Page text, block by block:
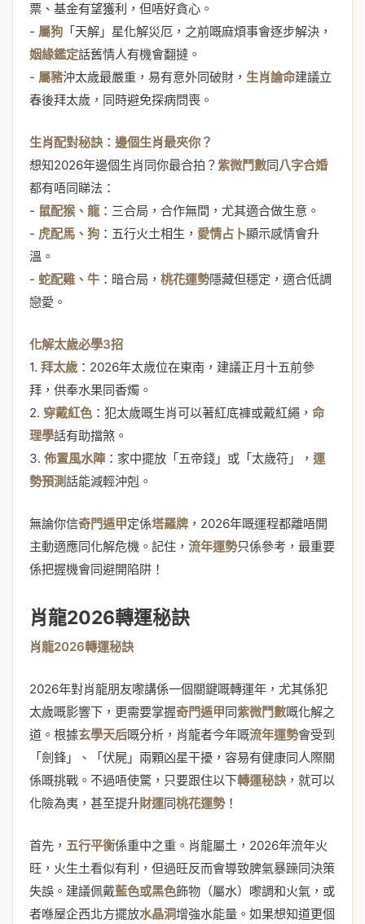
票、基金有望獲利，但唔好貪心。
- 屬狗 「天解」星化解災厄，之前嘅麻煩事會逐步解決，
姻緣鑑定話舊情人有機會翻撻。
- 屬豬沖太歲最嚴重，易有意外同破財， 生肖論命建議立
春後拜太歲，同時避免探病問喪。
生肖配對秘訣：邊個生肖最夾你？
想知2026年邊個生肖同你最合拍？紫微鬥數同八字合婚
都有唔同睇法：
- 鼠配猴、龍 ：三合局，合作無間，尤其適合做生意。
- 虎配馬、狗 ：五行火土相生， 愛情占卜顯示感情會升
溫。
- 蛇配雞、牛 ：暗合局， 桃花運勢隱藏但穩定，適合低調
戀愛。
化解太歲必學3招
1. 拜太歲 ：2026年太歲位在東南，建議正月十五前參
拜，供奉水果同香燭。
2. 穿戴紅色：犯太歲嘅生肖可以著紅底褲或戴紅繩， 命
理學話有助擋煞。
3. 佈置風水陣：家中擺放「五帝錢」或「太歲符」， 運
勢預測話能減輕沖剋。
無論你信奇門遁甲定係塔羅牌，2026年嘅運程都離唔開
主動適應同化解危機。記住， 流年運勢只係參考，最重要
係把握機會同避開陷阱！
肖龍2026轉運秘訣
肖龍2026轉運秘訣
2026年對肖龍朋友嚟講係一個關鍵嘅轉運年，尤其係犯
太歲嘅影響下，更需要掌握奇門遁甲同紫微鬥數嘅化解之
道。根據玄學天后嘅分析，肖龍者今年嘅流年運勢會受到
「劍鋒」、「伏屍」兩顆凶星干擾，容易有健康同人際關
係嘅挑戰。不過唔使驚，只要跟住以下轉運秘訣 ，就可以
化險為夷，甚至提升財運同桃花運勢！
首先， 五行平衡係重中之重。肖龍屬土，2026年流年火
旺，火生土看似有利，但過旺反而會導致脾氣暴躁同決策
失誤。建議佩戴藍色或黑色飾物（屬水）嚟調和火氣，或
者喺屋企西北方擺放水晶洞增強水能量。如果想知道更個